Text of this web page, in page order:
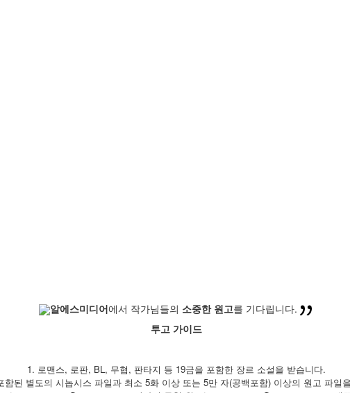
알에스미디어에서 작가님들의 소중한 원고를 기다립니다.
투고 가이드
1. 로맨스, 로판, BL, 무협, 판타지 등 19금을 포함한 장르 소설을 받습니다.
된 별도의 시놉시스 파일과 최소 5화 이상 또는 5만 자(공백포함) 이상의 원고 파일